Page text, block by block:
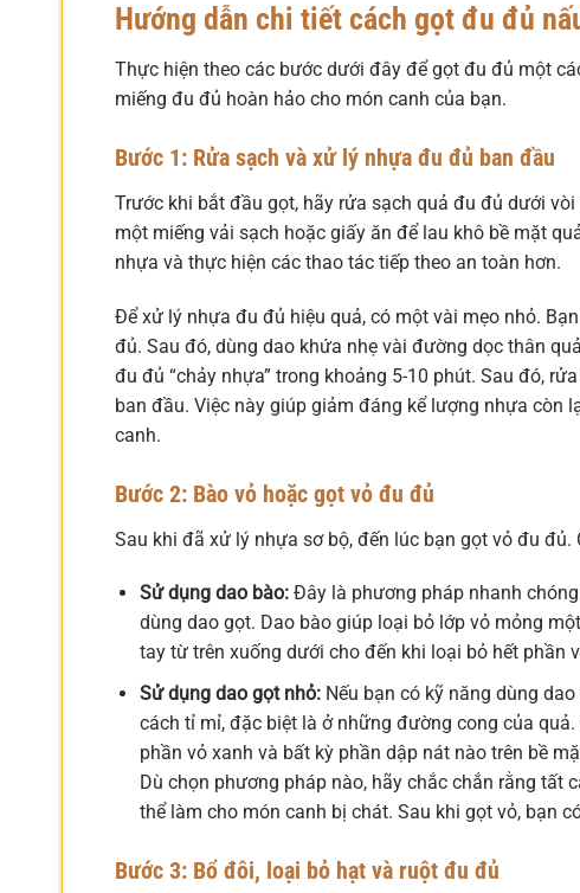
Hướng dẫn chi tiết cách gọt đu đủ
Thực hiện theo các bước dưới đây để gọt đu đủ một
miếng đu đủ hoàn hảo cho món canh của bạn.
Bước 1: Rửa sạch và xử lý nhựa đu đủ ban đầu
Trước khi bắt đầu gọt, hãy rửa sạch quả đu đủ dưới
một miếng vải sạch hoặc giấy ăn để lau khô bề mặt
nhựa và thực hiện các thao tác tiếp theo an toàn hơn.
Để xử lý nhựa đu đủ hiệu quả, có một vài mẹo nhỏ.
đủ. Sau đó, dùng dao khứa nhẹ vài đường dọc thân
đu đủ “chảy nhựa” trong khoảng 5-10 phút. Sau đó,
ban đầu. Việc này giúp giảm đáng kể lượng nhựa còn
canh.
Bước 2: Bào vỏ hoặc gọt vỏ đu đủ
Sau khi đã xử lý nhựa sơ bộ, đến lúc bạn gọt vỏ đu đủ.
Sử dụng dao bào:Đây là phương pháp nhanh
dùng dao gọt. Dao bào giúp loại bỏ lớp vỏ mỏng
tay từ trên xuống dưới cho đến khi loại bỏ hết phần
Sử dụng dao gọt nhỏ:Nếu bạn có kỹ năng dùng
cách tỉ mỉ, đặc biệt là ở những đường cong của
phần vỏ xanh và bất kỳ phần dập nát nào trên bề
Dù chọn phương pháp nào, hãy chắc chắn rằng tất
thể làm cho món canh bị chát. Sau khi gọt vỏ, bạn
Bước 3: Bổ đôi, loại bỏ hạt và ruột đu đủ